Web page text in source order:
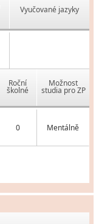
Vyučované jazyky
Roční
školné
Možnost
studia pro ZP
0 Mentálně